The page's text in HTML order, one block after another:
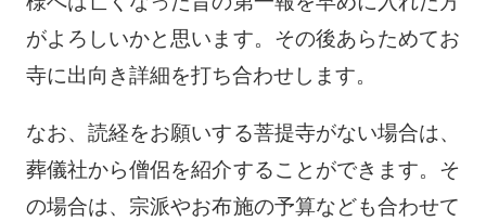
がよろしいかと思います。その後あらためてお
寺に出向き詳細を打ち合わせします。
なお、読経をお願いする菩提寺がない場合は、
葬儀社から僧侶を紹介することができます。そ
の場合は、宗派やお布施の予算なども合わせて